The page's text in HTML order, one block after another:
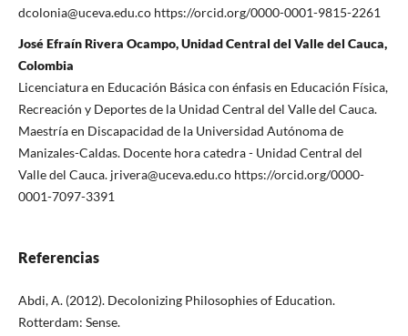
dcolonia@uceva.edu.co https://orcid.org/0000-0001-9815-2261
José Efraín Rivera Ocampo, Unidad Central del Valle del Cauca,
Colombia
Licenciatura en Educación Básica con énfasis en Educación Física,
Recreación y Deportes de la Unidad Central del Valle del Cauca.
Maestría en Discapacidad de la Universidad Autónoma de
Manizales-Caldas. Docente hora catedra - Unidad Central del
Valle del Cauca. jrivera@uceva.edu.co https://orcid.org/0000-
0001-7097-3391
Referencias
Abdi, A. (2012). Decolonizing Philosophies of Education.
Rotterdam: Sense.